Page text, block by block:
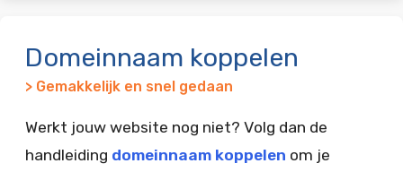
Domeinnaam koppelen
> Gemakkelijk en snel gedaan
Werkt jouw website nog niet? Volg dan de
handleiding domeinnaam koppelen om je